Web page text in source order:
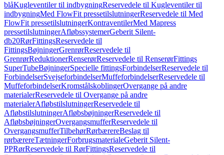
blåKugleventiler til indbygningReservedele til Kugleventiler til
indbygningMed FlowFit pressetilslutningerReservedele til Med
FlowFit pressetilslutningerKontraventilerMed Mapress
pressetilslutningerAfløbssystemerGeberit Silent-
db20RørFittingsReservedele til
FittingsBøjningerGrenrørReservedele til
GrenrørReduktionerRenserørReservedele til RenserørFittings
SuperTubeBøjningerSpecielle fittingsForbindelserReservedele til
ForbindelserSvejseforbindelserMuffeforbindelserReservedele til
MuffeforbindelserKromstålskoblingerOvergange på andre
materialerReservedele til Overgange på andre
materialerAfløbstilslutningerReservedele til
AfløbstilslutningerAfløbsbøjningerReservedele til
AfløbsbøjningerOvergangsmufferReservedele til
OvergangsmufferTilbehørRørbærereBeslag til
rørbærereTætningerForbrugsmaterialeGeberit Silent-
PPRørReservedele til RørFittingsReservedele til